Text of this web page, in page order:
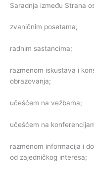
Saradnja između Strana
zvaničnim posetama;
radnim sastancima;
razmenom iskustava i
obrazovanja;
učešćem na vežbama;
učešćem na
razmenom informacija i
od zajedničkog interesa;